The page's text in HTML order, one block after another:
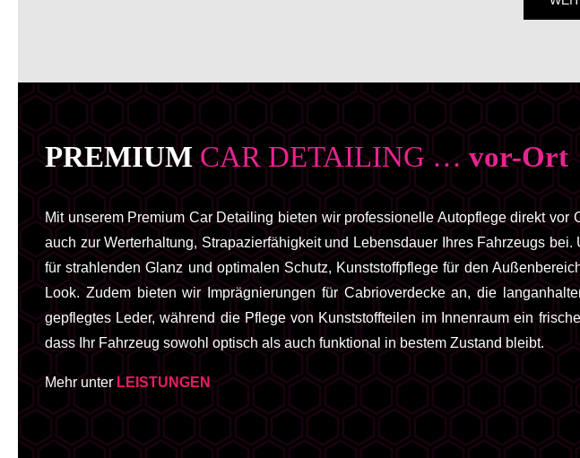
PREMIUM CAR DETAILING … vor-Ort
Mit unserem Premium Car Detailing bieten wir professionelle Autopflege direkt
auch zur Werterhaltung, Strapazierfähigkeit und Lebensdauer Ihres Fahrzeugs
für strahlenden Glanz und optimalen Schutz, Kunststoffpflege für den
Look. Zudem bieten wir Imprägnierungen für Cabrioverdecke an, die
gepflegtes Leder, während die Pflege von Kunststoffteilen im Innenraum ein
dass Ihr Fahrzeug sowohl optisch als auch funktional in bestem Zustand bleibt.
Mehr unter LEISTUNGEN